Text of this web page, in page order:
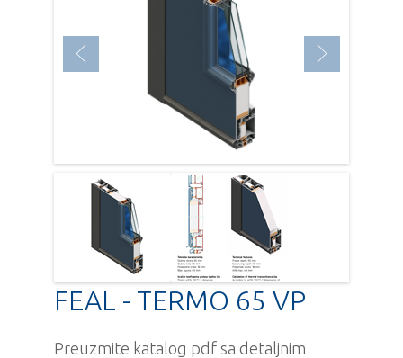
FEAL - TERMO 65 VP
Preuzmite katalog pdf sa detaljnim